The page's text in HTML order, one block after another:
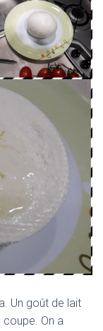
Un goût de lait
coupe. On a